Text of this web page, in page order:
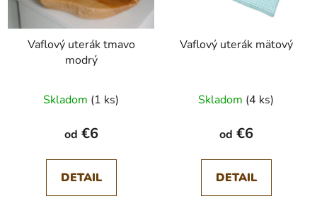
Vaflový uterák tmavo
modrý
Skladom (1 ks)
od €6
DETAIL
Vaflový uterák mätový
Skladom (4 ks)
od €6
DETAIL